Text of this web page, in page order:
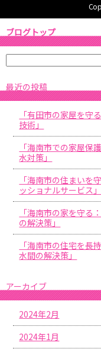
ブログトップ
最近の投稿
「有田市の家屋を守
技術」
「海南市での家屋保
水対策」
「海南市の住まいを
ッショナルサービス」
「海南市の家を守る
の解決策」
「海南市の住宅を長
水間の解決策」
アーカイブ
2024年2月
2024年1月